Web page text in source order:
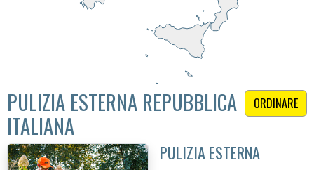
ORDINARE
PULIZIA ESTERNA REPUBBLICA
ITALIANA
PULIZIA ESTERNA